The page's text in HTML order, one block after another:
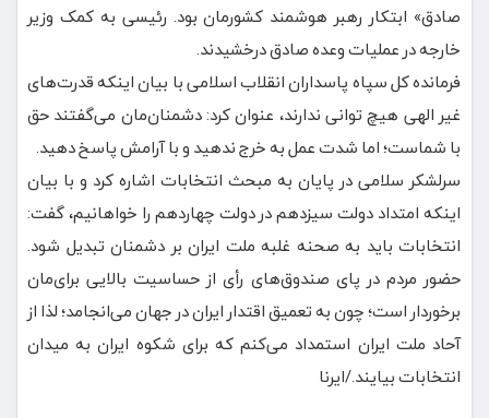
صادق» ابتکار رهبر هوشمند کشورمان بود. رئیسی به کمک وزیر
خارجه در عملیات وعده صادق درخشیدند.
فرمانده کل سپاه پاسداران انقلاب اسلامی با بیان اینکه قدرت‌های
غیر الهی هیچ توانی ندارند، عنوان کرد: دشمنان‌مان می‌گفتند حق
با شماست؛ اما شدت عمل به خرج ندهید و با آرامش پاسخ دهید.
سرلشکر سلامی در پایان به مبحث انتخابات اشاره کرد و با بیان
اینکه امتداد دولت سیزدهم در دولت چهاردهم را خواهانیم، گفت:
انتخابات باید به صحنه غلبه ملت ایران بر دشمنان تبدیل شود.
حضور مردم در پای صندوق‌های رأی از حساسیت بالایی برای‌مان
برخوردار است؛ چون به تعمیق اقتدار ایران در جهان می‌انجامد؛ لذا از
آحاد ملت ایران استمداد می‌کنم که برای شکوه ایران به میدان
انتخابات بیایند./ایرنا